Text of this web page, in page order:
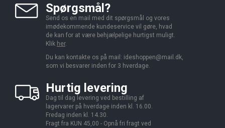
Spørgsmål?
Send os en mail med dit spørgsmål og vores
imødekommende kundeservice vil gøre, hvad
de kan for at være behjælpelige hurtigst muligt.
Klik her.
Du kan kontakte os på mail: ideshoppen@mail.dk,
som vi besvarer inden for 3 hverdage.
Hurtig levering
Dag til dag levering ved bestilling af
lagervarer på hverdage inden kl. 16.00.
Fredag inden kl. 14.30.
Fragt fra KUN 45,00 - Opnå fri fragt ved